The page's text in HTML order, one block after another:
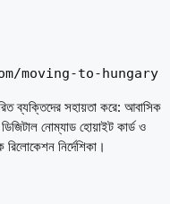
moving-to-hungary
ব্যক্তিদের সহায়তা করে: আবাসিক
নোম্যাড হোয়াইট কার্ড ও
নির্দেশিকা।